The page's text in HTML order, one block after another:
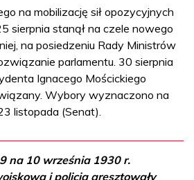
na mobilizację sił opozycyjnych
sierpnia stanął na czele nowego
na posiedzeniu Rady Ministrów
parlamentu. 30 sierpnia
Ignacego Mościckiego
Wybory wyznaczono na
listopada (Senat).
na 10 września 1930 r.
i policja aresztowały